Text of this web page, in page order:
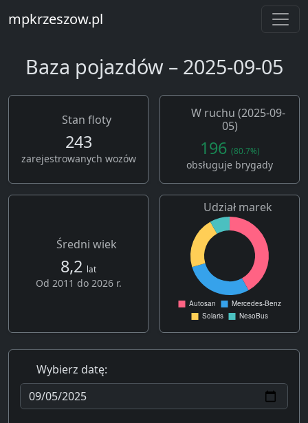
mpkrzeszow.pl
Baza pojazdów – 2025-09-05
Stan floty
243
zarejestrowanych wozów
W ruchu (2025-09-
05)
196 (80.7%)
obsługuje brygady
Średni wiek
8,2 lat
Od 2011 do 2026 r.
Udział marek
Wybierz datę: